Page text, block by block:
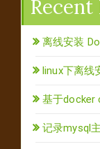
Recent
离线安装
linux下离线
基于docker
记录mysql